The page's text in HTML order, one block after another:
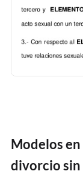
Modelos en
divorcio sin